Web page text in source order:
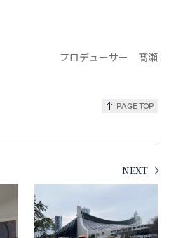
プロデューサー 髙瀬
NEXT